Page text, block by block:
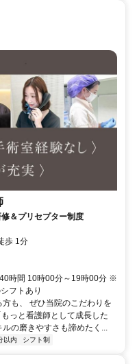
＆プリセプター制度
歩 1分
時間 10時00分～19時00分 ※
フトあり
も、 ぜひ当院のこだわりを
っと看護師として成長した
の磨きやすさも諦めたく...
以内 シフト制